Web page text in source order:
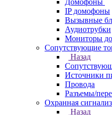
Домофоны
IP домофоны
Вызывные
Аудиотрубки
Мониторы
Сопутствующие
Назад
Источники
Провода
Разъемы/
Охранная
Назад